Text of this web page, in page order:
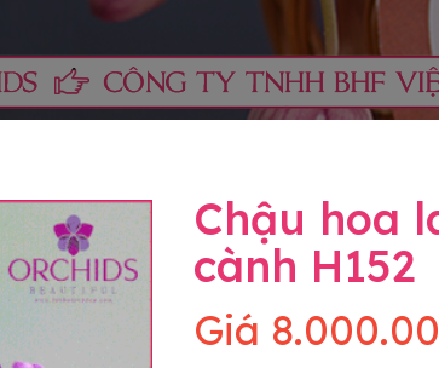
Chậu hoa
cành H152
Giá